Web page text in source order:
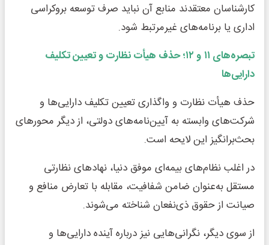
کارشناسان معتقدند منابع آن نباید صرف توسعه بروکراسی
اداری یا برنامه‌های غیرمرتبط شود.
تبصره‌های ۱۱و۱۲؛ حذف هیأت نظارت و تعیین تکلیف
دارایی‌ها
حذف هیأت نظارت و واگذاری تعیین تکلیف دارایی‌ها و
شرکت‌های وابسته به آیین‌نامه‌های دولتی، از دیگر محورهای
بحث‌برانگیز این لایحه است.
در اغلب نظام‌های بیمه‌ای موفق دنیا، نهادهای نظارتی
مستقل به‌عنوان ضامن شفافیت، مقابله با تعارض منافع و
صیانت از حقوق ذی‌نفعان شناخته می‌شوند.
از سوی دیگر، نگرانی‌هایی نیز درباره آینده دارایی‌ها و